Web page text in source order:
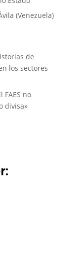
(Venezuela)
de
los sectores
FAES no
divisa»